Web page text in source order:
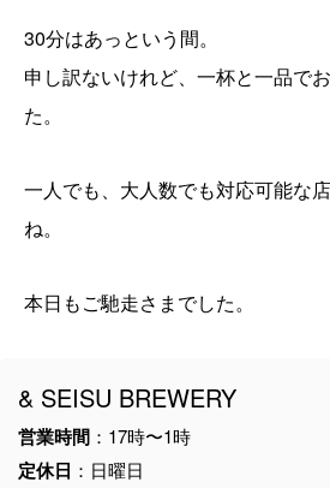
30分はあっという間。
申し訳ないけれど、一杯と一品で
た。
一人でも、大人数でも対応可能な
ね。
本日もご馳走さまでした。
& SEISU BREWERY
営業時間 ：17時〜1時
定休日 ：日曜日